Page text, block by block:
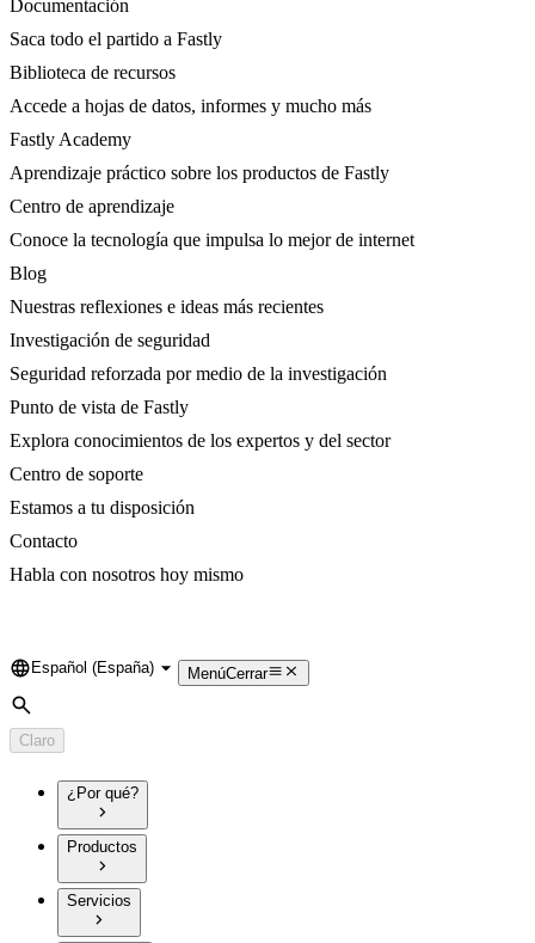
Documentación
Saca todo el partido a Fastly
Biblioteca de recursos
Accede a hojas de datos, informes y mucho más
Fastly Academy
Aprendizaje práctico sobre los productos de Fastly
Centro de aprendizaje
Conoce la tecnología que impulsa lo mejor de internet
Blog
Nuestras reflexiones e ideas más recientes
Investigación de seguridad
Seguridad reforzada por medio de la investigación
Punto de vista de Fastly
Explora conocimientos de los expertos y del sector
Centro de soporte
Estamos a tu disposición
Contacto
Habla con nosotros hoy mismo
Language
Español (España) MenúCerrar
Búsqueda
Claro
¿Por qué?
Productos
Servicios